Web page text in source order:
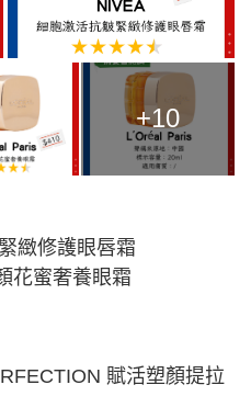
+10
緻修護眼唇霜
花蜜奢養眼霜
賦活塑顏提拉